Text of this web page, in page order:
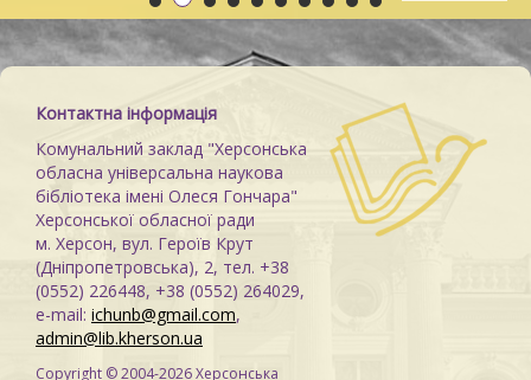
Контактна інформація
Комунальний заклад "Херсонська
обласна універсальна наукова
бібліотека імені Олеся Гончара"
Херсонської обласної ради
м. Херсон, вул. Героїв Крут
(Дніпропетровська), 2, тел. +38
(0552) 226448, +38 (0552) 264029,
e-mail: ichunb@gmail.com,
admin@lib.kherson.ua
Copyright © 2004-2026 Херсонська